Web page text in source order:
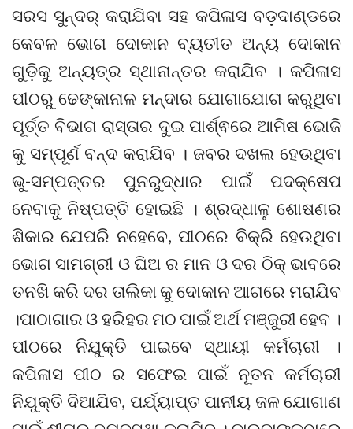
ସରସ ସୁନ୍ଦର୍ କରାଯିବା ସହ କପିଳାସ ବଡ଼ଦାଣ୍ଡରେ
କେବଳ ଭୋଗ ଦୋକାନ ବ୍ୟତୀତ ଅନ୍ୟ ଦୋକାନ
ଗୁଡ଼ିକୁ ଅନ୍ୟତ୍ର ସ୍ଥାନାନ୍ତର କରାଯିବ । କପିଳାସ
ପୀଠରୁ ଢେଙ୍କାନାଳ ମନ୍ଦାର ଯୋଗାଯୋଗ କରୁଥିବା
ପୂର୍ତ୍ତ ବିଭାଗ ରାସ୍ତାର ଦୁଇ ପାର୍ଶ୍ଵରେ ଆମିଷ ଭୋଜି
କୁ ସମ୍ପୂର୍ଣ ବନ୍ଦ କରାଯିବ । ଜବର ଦଖଲ ହେଉଥିବା
ଭୁ-ସମ୍ପତ୍ତର ପୁନରୁଦ୍ଧାର ପାଇଁ ପଦକ୍ଷେପ
ନେବାକୁ ନିଷ୍ପତ୍ତି ହୋଇଛି । ଶ୍ରଦ୍ଧାଳୁ ଶୋଷଣର
ଶିକାର ଯେପରି ନହେବେ, ପୀଠରେ ବିକ୍ରି ହେଉଥିବା
ଭୋଗ ସାମଗ୍ରୀ ଓ ଘିଅ ର ମାନ ଓ ଦର ଠିକ୍ ଭାବରେ
ତନଖି କରି ଦର ତାଲିକା କୁ ଦୋକାନ ଆଗରେ ମରାଯିବ
।ପାଠାଗାର ଓ ହରିହର ମଠ ପାଇଁ ଅର୍ଥ ମଞ୍ଜୁରୀ ହେବ ।
ପୀଠରେ ନିଯୁକ୍ତି ପାଇବେ ସ୍ଥାୟୀ କର୍ମଚାରୀ ।
କପିଳାସ ପୀଠ ର ସଫେଇ ପାଇଁ ନୂତନ କର୍ମଚାରୀ
ନିଯୁକ୍ତି ଦିଆଯିବ, ପର୍ଯ୍ୟାପ୍ତ ପାନୀୟ ଜଳ ଯୋଗାଣ